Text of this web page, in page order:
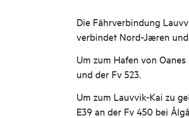
Die Fährverbindung
verbindet Nord-Jæren
Um zum Hafen von
und der Fv 523.
Um zum Lauvvik-Kai zu
E39 an der Fv 450 bei